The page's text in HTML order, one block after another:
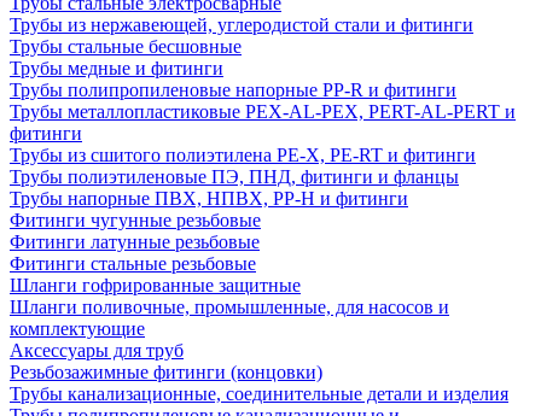
Трубы из нержавеющей, углеродистой стали и фитинги
Трубы стальные бесшовные
Трубы медные и фитинги
Трубы полипропиленовые напорные PP-R и фитинги
Трубы металлопластиковые PEX-AL-PEX, PERT-AL-PERT и
фитинги
Трубы из сшитого полиэтилена PE-X, PE-RT и фитинги
Трубы полиэтиленовые ПЭ, ПНД, фитинги и фланцы
Трубы напорные ПВХ, НПВХ, PP-H и фитинги
Фитинги чугунные резьбовые
Фитинги латунные резьбовые
Фитинги стальные резьбовые
Шланги гофрированные защитные
Шланги поливочные, промышленные, для насосов и
комплектующие
Аксессуары для труб
Резьбозажимные фитинги (концовки)
Трубы канализационные, соединительные детали и изделия